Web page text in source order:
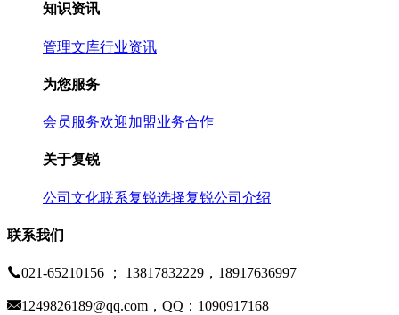
知识资讯
管理文库行业资讯
为您服务
会员服务欢迎加盟业务合作
关于复锐
公司文化联系复锐选择复锐公司介绍
联系我们
021-65210156 ； 13817832229，18917636997
1249826189@qq.com，QQ：1090917168